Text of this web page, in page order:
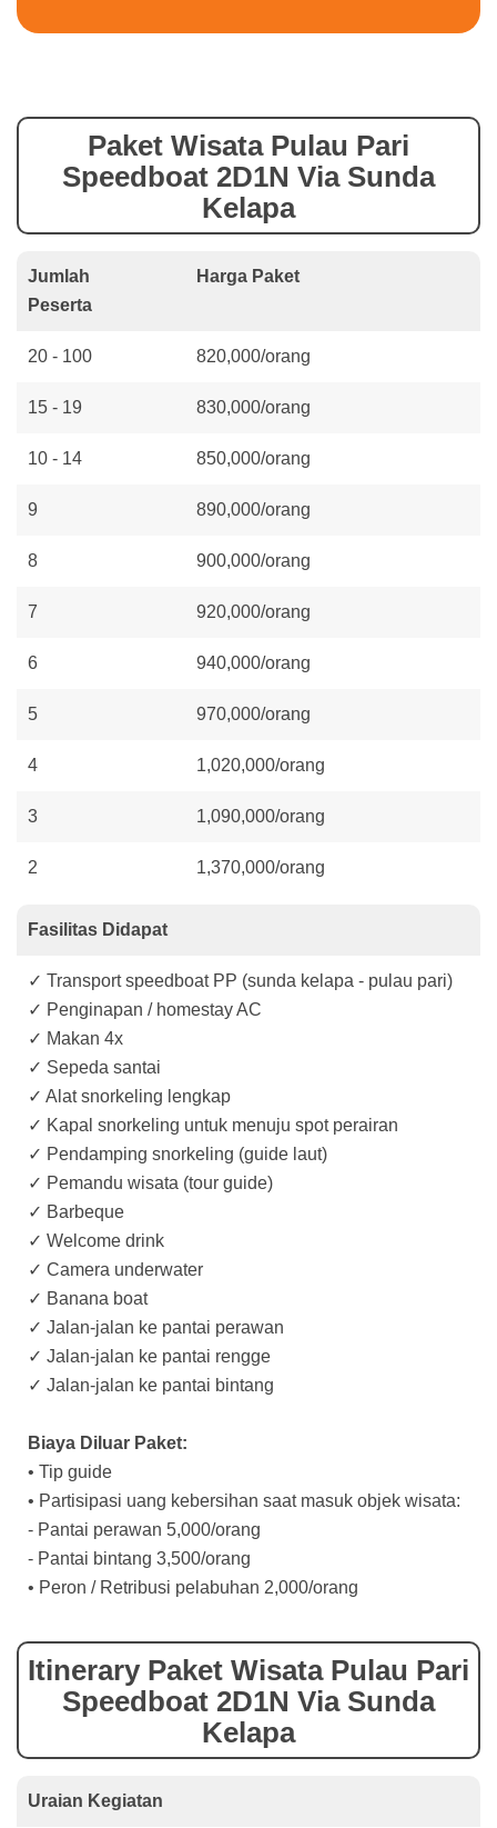
Paket Wisata Pulau Pari
Speedboat 2D1N Via Sunda
Kelapa
Jumlah
Peserta
Harga Paket
20 - 100 820,000/orang
15 - 19 830,000/orang
10 - 14 850,000/orang
9 890,000/orang
8 900,000/orang
7 920,000/orang
6 940,000/orang
5 970,000/orang
4 1,020,000/orang
3 1,090,000/orang
2 1,370,000/orang
Fasilitas Didapat
✓ Transport speedboat PP (sunda kelapa - pulau pari)
✓ Penginapan / homestay AC
✓ Makan 4x
✓ Sepeda santai
✓ Alat snorkeling lengkap
✓ Kapal snorkeling untuk menuju spot perairan
✓ Pendamping snorkeling (guide laut)
✓ Pemandu wisata (tour guide)
✓ Barbeque
✓ Welcome drink
✓ Camera underwater
✓ Banana boat
✓ Jalan-jalan ke pantai perawan
✓ Jalan-jalan ke pantai rengge
✓ Jalan-jalan ke pantai bintang
Biaya Diluar Paket:
• Tip guide
• Partisipasi uang kebersihan saat masuk objek wisata:
- Pantai perawan 5,000/orang
- Pantai bintang 3,500/orang
• Peron / Retribusi pelabuhan 2,000/orang
Itinerary Paket Wisata Pulau Pari
Speedboat 2D1N Via Sunda
Kelapa
Uraian Kegiatan